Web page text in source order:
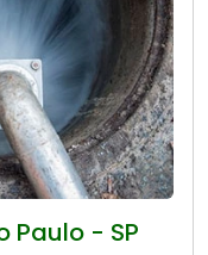
Paulo - SP